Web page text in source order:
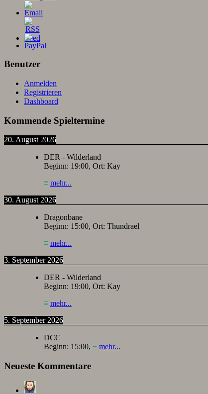
Benutzer
Anmelden
Registrieren
Dashboard
Kommende Spieltermine
20. August 2026
DER - Wilderland
Beginn: 19:00, Ort: Kay
≡ mehr...
30. August 2026
Dragonbane
Beginn: 15:00, Ort: Thundrael
≡ mehr...
3. September 2026
DER - Wilderland
Beginn: 19:00, Ort: Kay
≡ mehr...
5. September 2026
DCC
Beginn: 15:00, ≡ mehr...
Neueste Kommentare